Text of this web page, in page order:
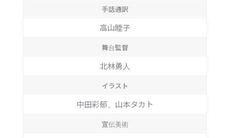
手話通訳
高山睦子
舞台監督
北林勇人
イラスト
中田彩郁、山本タカト
宣伝美術